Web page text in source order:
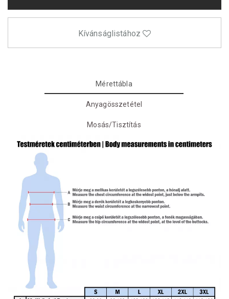
Kívánságlistához
Mérettábla
Anyagösszetétel
Mosás/Tisztítás